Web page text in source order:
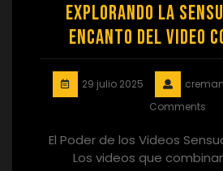
Explorando la
Encanto del Video
29 julio 2025
Comments
El Poder de los Videos
Los videos que